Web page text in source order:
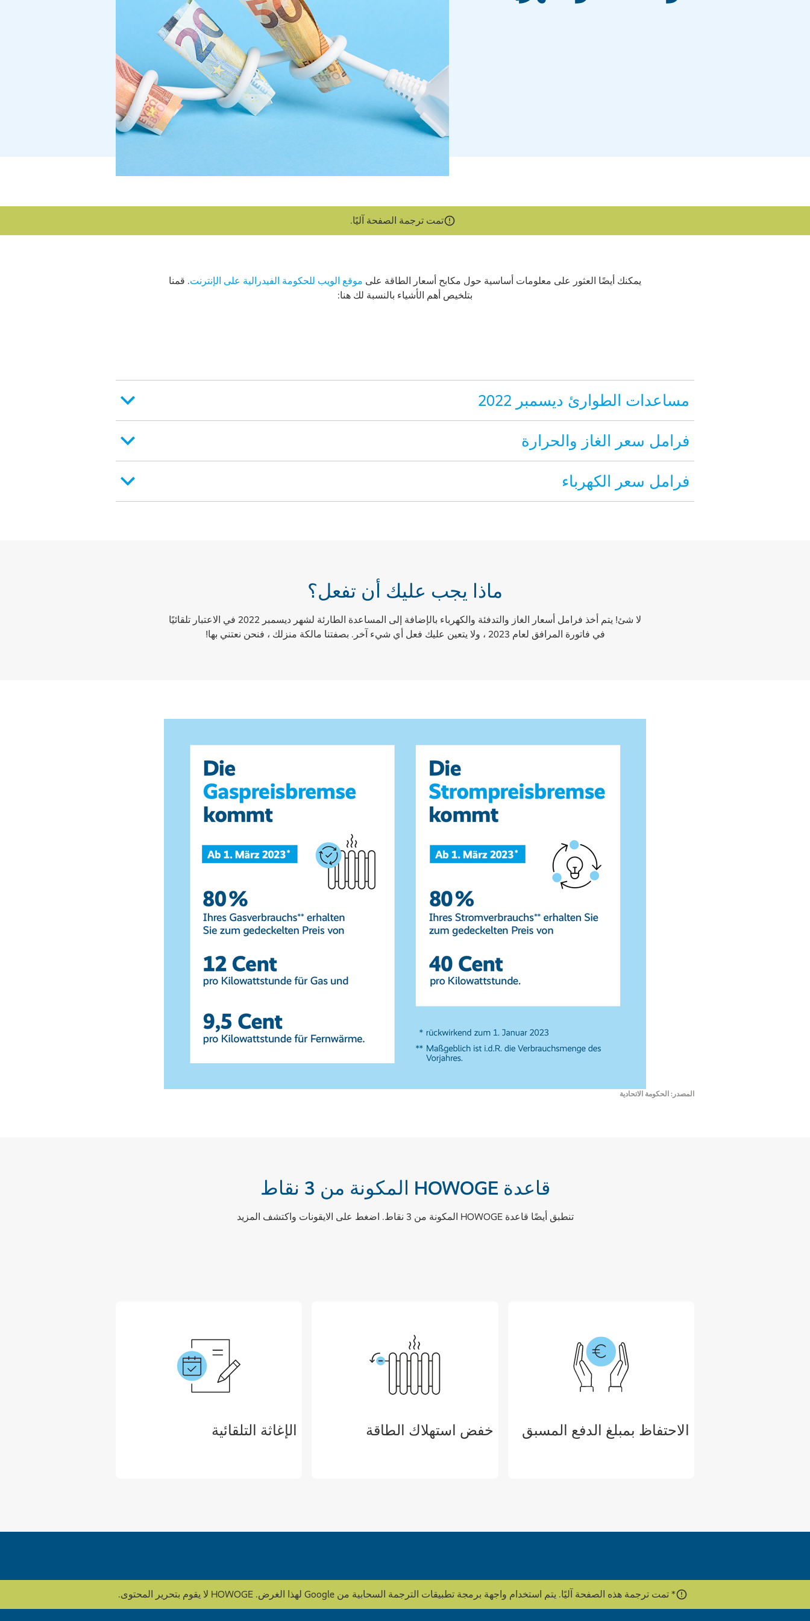
تمت ترجمة الصفحة آليًا.
يمكنك أيضًا العثور على معلومات أساسية حول مكابح أسعار الطاقة على موقع الويب للحكومة الفيدرالية على الإنترنت. قمنا
بتلخيص أهم الأشياء بالنسبة لك هنا:
مساعدات الطوارئ ديسمبر 2022
فرامل سعر الغاز والحرارة
فرامل سعر الكهرباء
ماذا يجب عليك أن تفعل؟
لا شئ! يتم أخذ فرامل أسعار الغاز والتدفئة والكهرباء بالإضافة إلى المساعدة الطارئة لشهر ديسمبر 2022 في الاعتبار تلقائيًا
في فاتورة المرافق لعام 2023 ، ولا يتعين عليك فعل أي شيء آخر. بصفتنا مالكة منزلك ، فنحن نعتني بها!
المصدر: الحكومة الاتحادية
قاعدة HOWOGE المكونة من 3 نقاط
تنطبق أيضًا قاعدة HOWOGE المكونة من 3 نقاط. اضغط على الايقونات واكتشف المزيد
الاحتفاظ بمبلغ الدفع المسبق خفض استهلاك الطاقة الإغاثة التلقائية
* تمت ترجمة هذه الصفحة آليًا. يتم استخدام واجهة برمجة تطبيقات الترجمة السحابية من Google لهذا الغرض. HOWOGE لا يقوم بتحرير المحتوى.